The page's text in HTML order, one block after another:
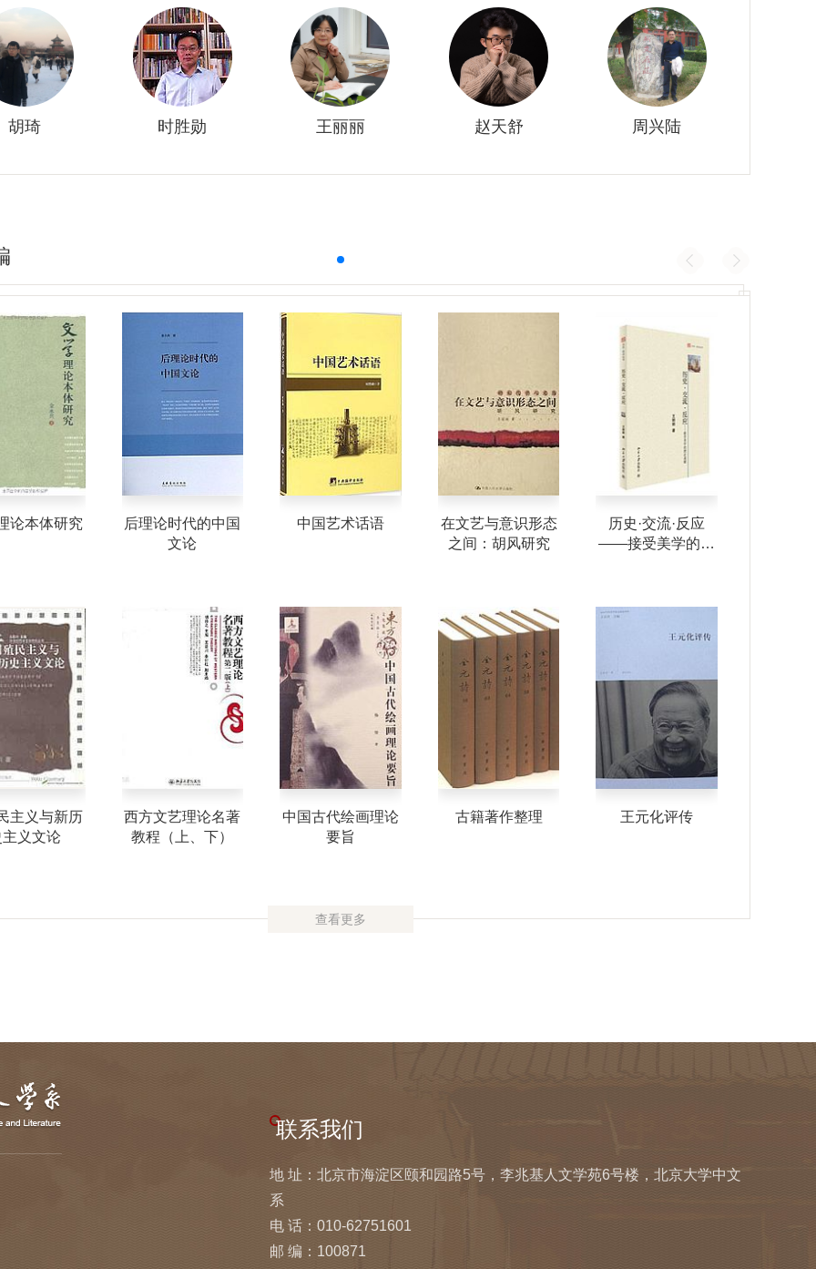
和硕士授予权，招收文艺学、中国文学批评史（中国文论）、文艺美学三个方向硕士、博士研究生，源源不断地
社会输送优秀的专业人才。
胡琦 时胜勋 王丽丽 赵天舒 周兴陆
论本体研究
后理论时代的中国
文论
中国艺术话语
在文艺与意识形态
之间：胡风研究
历史·交流·反应
——接受美学的理
主义与新历
义文论
西方文艺理论名著
教程（上、下）
中国古代绘画理论
要旨
古籍著作整理 王元化评传
查看更多
联系我们
地 址：北京市海淀区颐和园路5号，李兆基人文学苑6号楼，北京大学中文
系
电 话：010-62751601
邮 编：100871